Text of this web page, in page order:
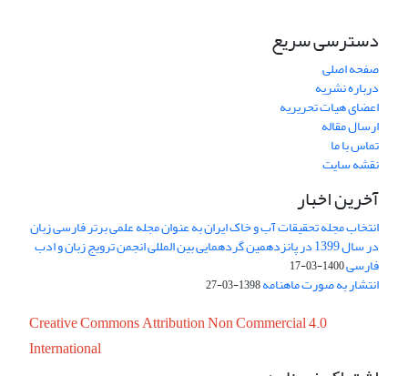
دسترسی سریع
صفحه اصلی
درباره نشریه
اعضای هیات تحریریه
ارسال مقاله
تماس با ما
نقشه سایت
آخرین اخبار
انتخاب مجله تحقیقات آب و خاک ایران به عنوان مجله علمی برتر فارسی زبان
در سال 1399 در پانزدهمین گردهمایی بین المللی انجمن ترویج زبان و ادب
فارسی1400-03-17
انتشار به صورت ماهنامه1398-03-27
Creative Commons Attribution Non Commercial 4.0
International